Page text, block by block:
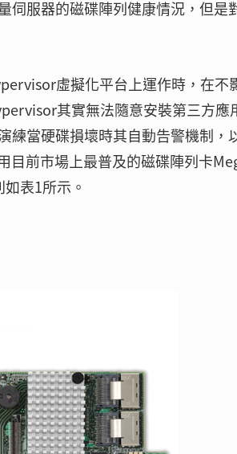
伺服器的磁碟陣列健康情況，但是
虛擬化平台上運作時，在不
其實無法隨意安裝第三方應
練當硬碟損壞時其自動告警機制，
前市場上最普及的磁碟陣列卡
表1所示。